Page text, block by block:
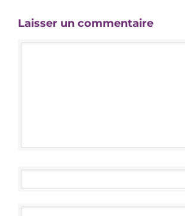
Laisser un commentaire